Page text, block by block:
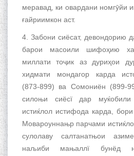
меравад, ки овардани номгӯйи
ғайриимкон аст.
4. Забони сиёсат, девондорию
барои масоили шифоҳию
миллати тоҷик аз дуриҳои
хидмати мондагор карда
(873-899) ва Сомониён (899-
силоњи сиёсї дар
истиќлол истифода карда,
Мовароуннањр парчами
сулолаву салтанатњои
наљиби мањаллї бунёд